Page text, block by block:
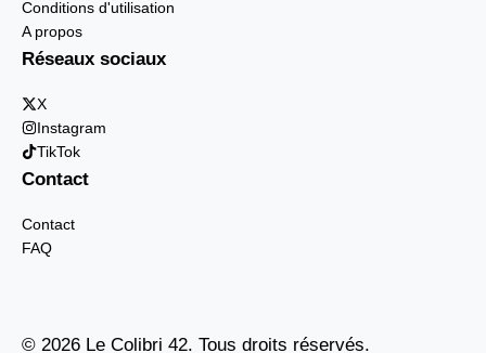
Conditions d'utilisation
A propos
Réseaux sociaux
X
Instagram
TikTok
Contact
Contact
FAQ
© 2026 Le Colibri 42. Tous droits réservés.